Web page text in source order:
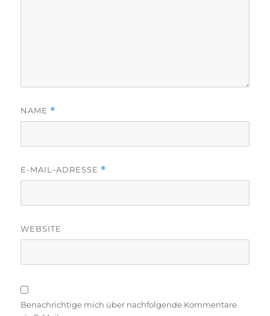
NAME *
E-MAIL-ADRESSE *
WEBSITE
Benachrichtige mich über nachfolgende Kommentare